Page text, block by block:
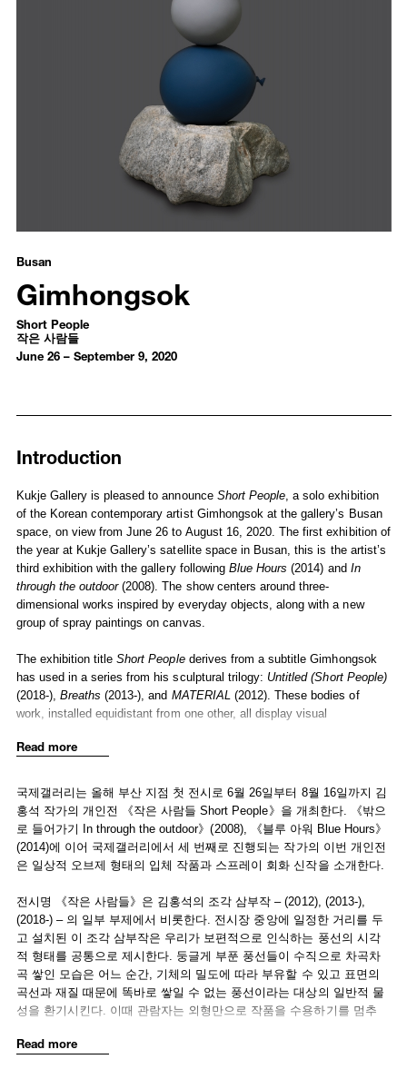
작은 사람들
Busan
Gimhongsok
Short People
작은 사람들
June 26 – September 9, 2020
Installation Views
Works
Selected Press
Introduction
Kukje Gallery is pleased to announce Short People , a solo exhibition
of the Korean contemporary artist Gimhongsok at the gallery’s Busan
space, on view from June 26 to August 16, 2020. The first exhibition of
the year at Kukje Gallery’s satellite space in Busan, this is the artist’s
third exhibition with the gallery following Blue Hours (2014) and In
through the outdoor(2008). The show centers around three-
dimensional works inspired by everyday objects, along with a new
group of spray paintings on canvas.
The exhibition titleShort Peoplederives from a subtitle Gimhongsok
has used in a series from his sculptural trilogy: Untitled (Short People)
(2018-), Breaths (2013-), and MATERIAL (2012). These bodies of
work, installed equidistant from one other, all display visual
evocative mundane form. These balloons, blown up and arranged into
between their natural buoyancy and ability to float in the air, followed
by the awkwardness in the unfeasibility of stacking them due to their
curved, organic surfaces. The artist’s incisive evocation of this
material tension provokes the viewer to break away from accepting the
work based on its exterior, and instead recognizes this delicate
perspective allows the audience to appreciate the complexity of the
sculpture itself, and its mediums and the processes used to construct
the work, thereby understanding and engaging with the intent of the
artist as elaborated below:
This work is extended from previous works calledMATERIAL (2012)
and 8 Breaths (2013). Initially constructed with real balloons, it begins
breath by tying them and casting them in bronze. These balloon
pieces titledMATERIAL
Read more
국제갤러리는 올해 부산 지점 첫 전시로 6월 26일부터 8월 16일까지 김
홍석 작가의 개인전 《작은 사람들 Short People》을 개최한다. 《밖으
로 들어가기 In through the outdoor》(2008), 《블루 아워 Blue Hours》
(2014)에 이어 국제갤러리에서 세 번째로 진행되는 작가의 이번 개인전
은 일상적 오브제 형태의 입체 작품과 스프레이 회화 신작을 소개한다.
전시명 《작은 사람들》은 김홍석의 조각 삼부작 – (2012), (2013-),
(2018-) – 의 일부 부제에서 비롯한다. 전시장 중앙에 일정한 거리를 두
고 설치된 이 조각 삼부작은 우리가 보편적으로 인식하는 풍선의 시각
적 형태를 공통으로 제시한다. 둥글게 부푼 풍선들이 수직으로 차곡차
곡 쌓인 모습은 어느 순간, 기체의 밀도에 따라 부유할 수 있고 표면의
곡선과 재질 때문에 똑바로 쌓일 수 없는 풍선이라는 대상의 일반적 물
성을 환기시킨다. 이때 관람자는 외형만으로 작품을 수용하기를 멈추
이 어떤 재료와 과정으로 만들어졌는지, 그 의미와 작가의 목적을 이해
Read more